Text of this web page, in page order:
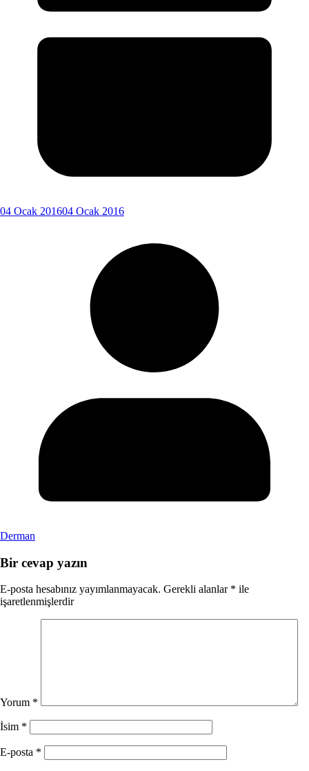
04 Ocak 201604 Ocak 2016
Derman
Bir cevap yazın
E-posta hesabınız yayımlanmayacak. Gerekli alanlar * ile
işaretlenmişlerdir
Yorum *
İsim *
E-posta *